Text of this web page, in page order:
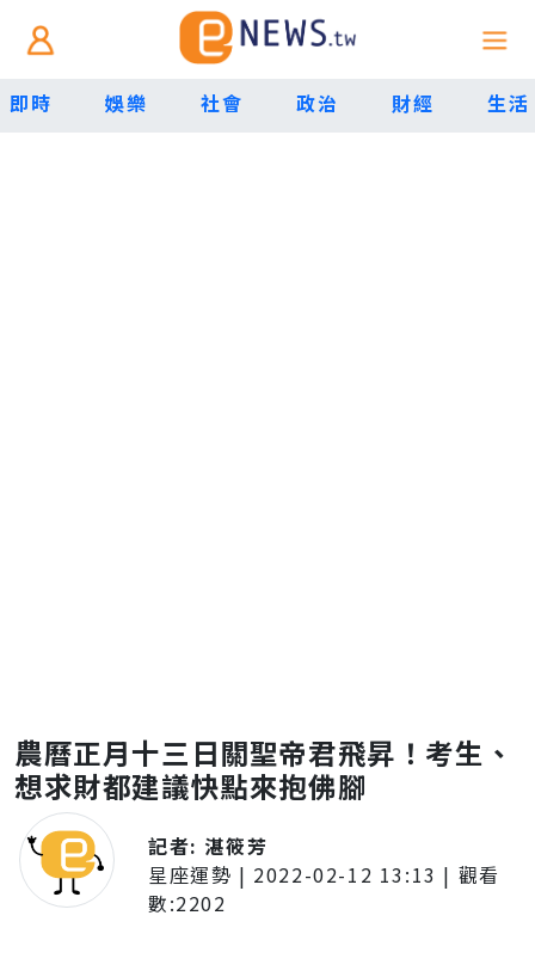
即時 娛樂 社會 政治 財經 生活
農曆正月十三日關聖帝君飛昇！考生、
想求財都建議快點來抱佛腳
記者: 湛筱芳
星座運勢 | 2022-02-12 13:13 | 觀看
數:2202